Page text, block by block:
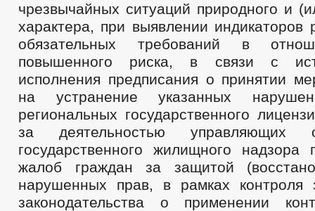
чрезвычайных ситуаций природного и
характера, при выявлении индикаторов
обязательных требований в
повышенного риска, в связи с
исполнения предписания о принятии
на устранение указанных
региональных государственного
за деятельностью управляющих
государственного жилищного надзора
жалоб граждан за защитой
нарушенных прав, в рамках контроля
законодательства о применении